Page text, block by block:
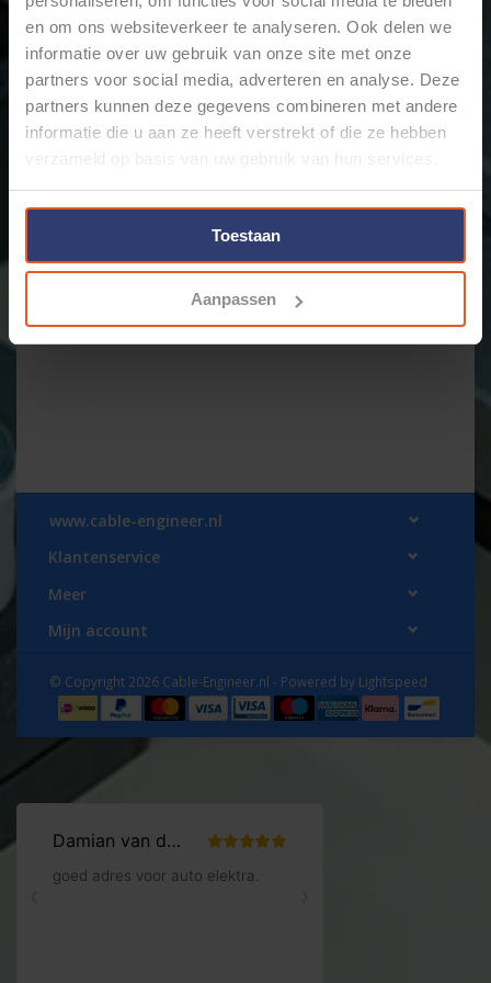
en om ons websiteverkeer te analyseren. Ook delen we
informatie over uw gebruik van onze site met onze
partners voor social media, adverteren en analyse. Deze
partners kunnen deze gegevens combineren met andere
informatie die u aan ze heeft verstrekt of die ze hebben
verzameld op basis van uw gebruik van hun services.
Toestaan
Aanpassen
€109,98
KNIPEX MULTI-TANG
www.cable-engineer.nl
Klantenservice
Meer
Mijn account
© Copyright 2026 Cable-Engineer.nl - Powered by Lightspeed